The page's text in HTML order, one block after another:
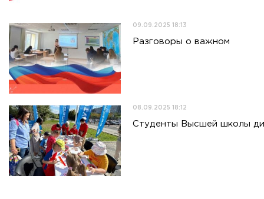
09.09.2025 18:13
Разговоры о важном
08.09.2025 18:12
Студенты Высшей школы